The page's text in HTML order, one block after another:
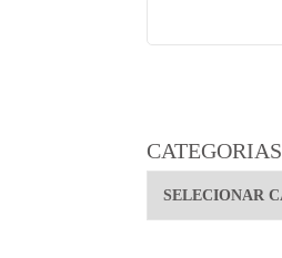
CATEGORIAS